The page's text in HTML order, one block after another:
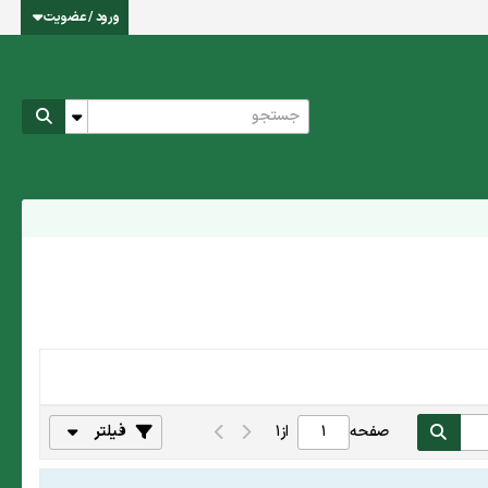
ورود / عضویت
صفحه از1 فیلتر